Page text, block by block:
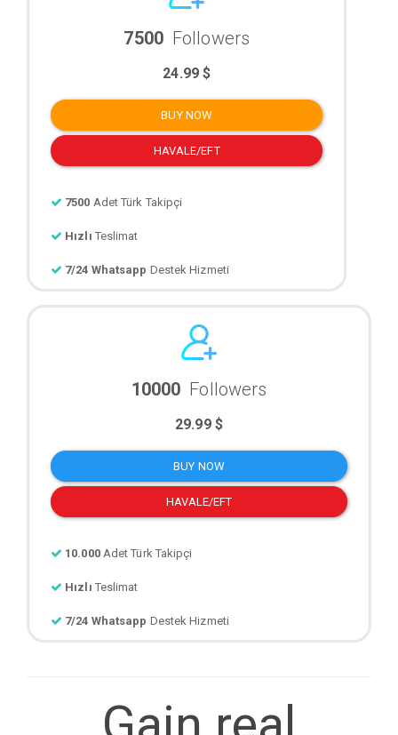
7500 Followers
24.99 $
BUY NOW
HAVALE/EFT
7500 Adet Türk Takipçi
Hızlı Teslimat
7/24 Whatsapp Destek Hizmeti
10000 Followers
29.99 $
BUY NOW
HAVALE/EFT
10.000 Adet Türk Takipçi
Hızlı Teslimat
7/24 Whatsapp Destek Hizmeti